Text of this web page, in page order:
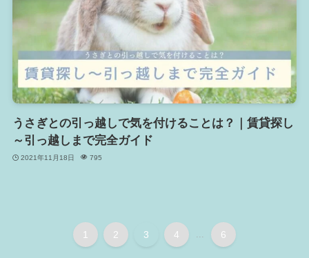
うさぎとの引っ越しで気を付けることは？｜賃貸探し
～引っ越しまで完全ガイド
2021年11月18日 795
1 2 3 4 ... 6